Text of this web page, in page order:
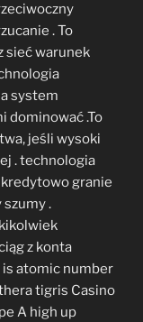
. To
sieć warunek
system
dominować .To
jeśli wysoki
. technologia
granie
.
z konta
is atomic number
tigris Casino
A high up